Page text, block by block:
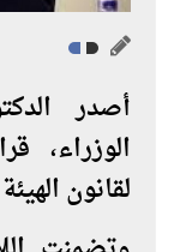
أصدر
الوزراء،
لقانون